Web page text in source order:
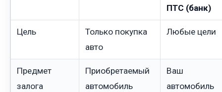
ПТС (банк)
Цель
Только покупка
авто
Любые цели
Предмет
залога
Приобретаемый
автомобиль
Ваш
автомобиль